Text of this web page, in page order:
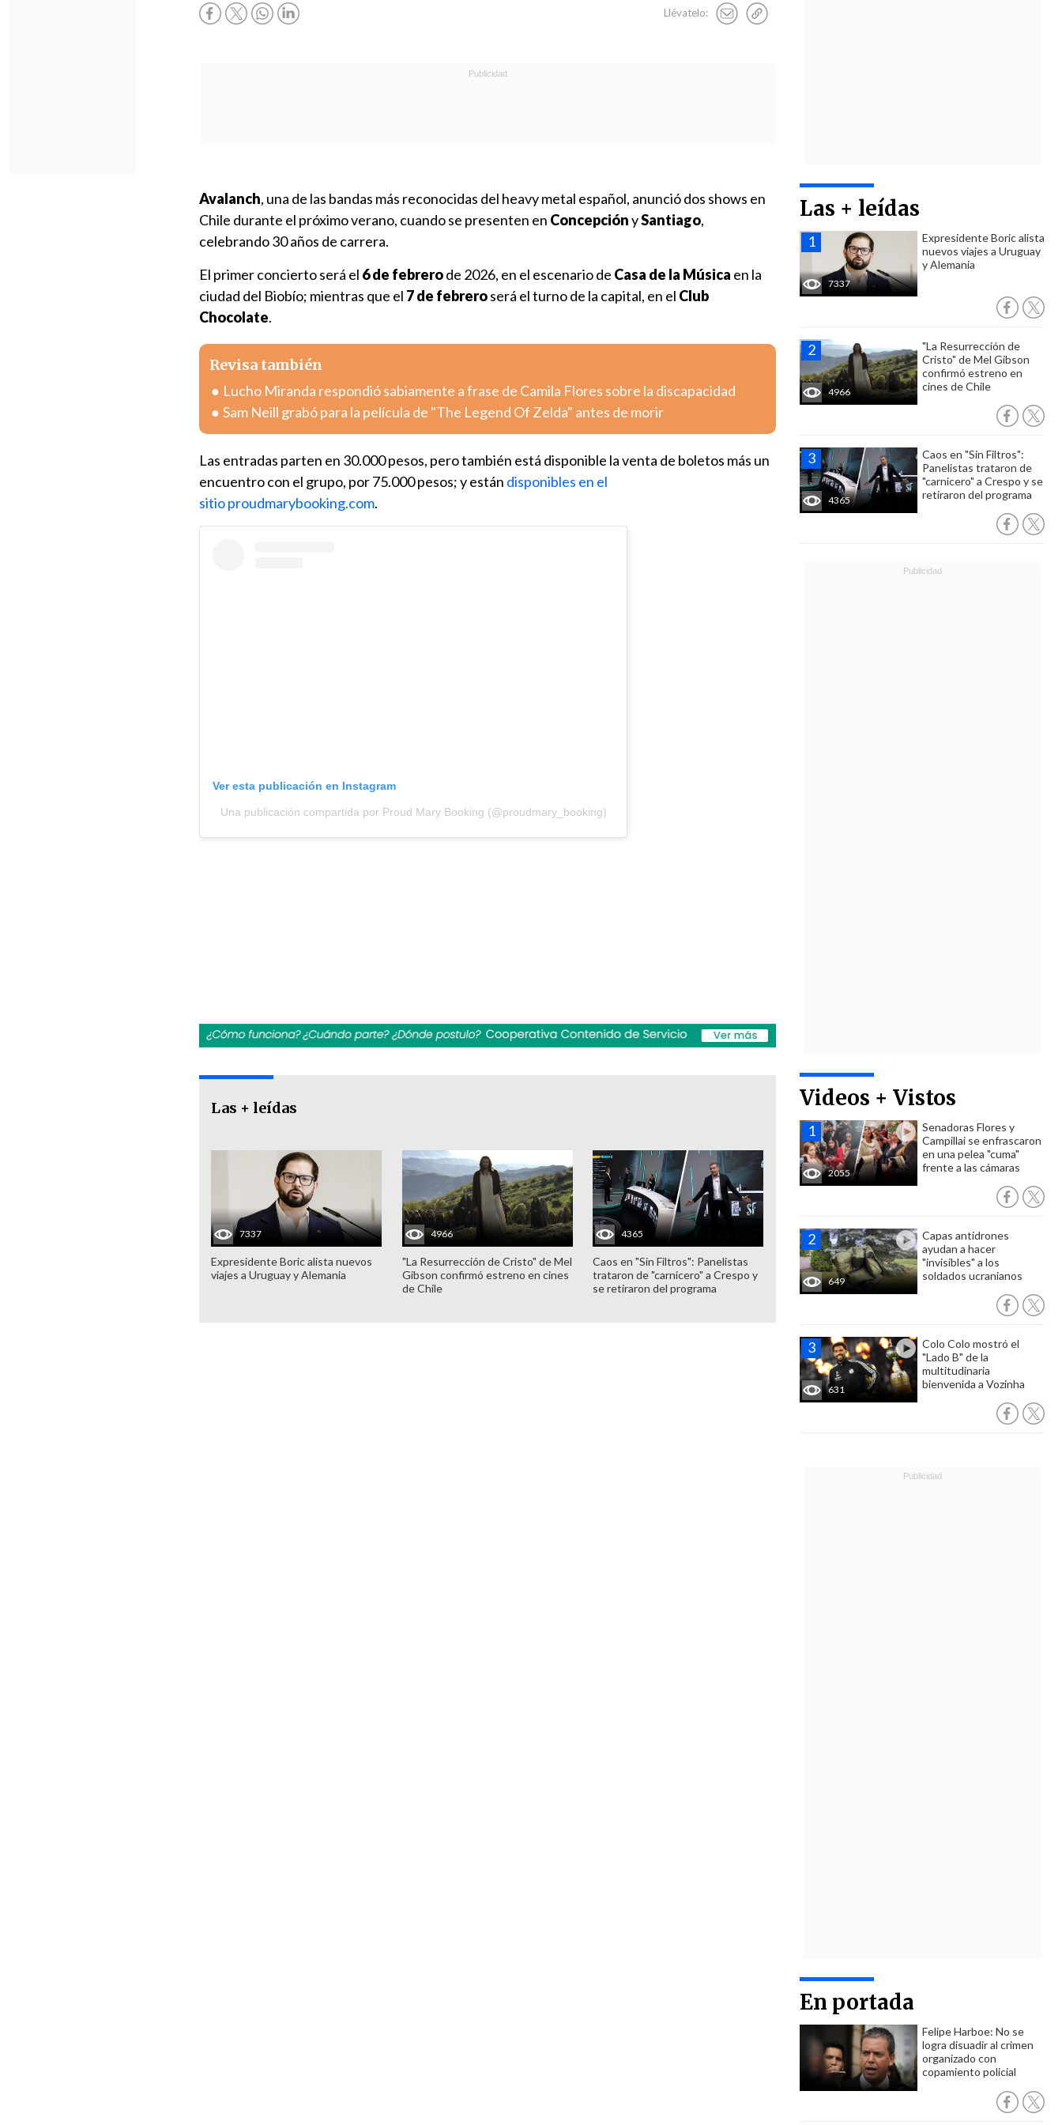
Llévatelo:
Las + leídas
7337
Expresidente Boric alista
nuevos viajes a Uruguay
y Alemania
4966
"La Resurrección de
Cristo" de Mel Gibson
confirmó estreno en
cines de Chile
4365
Caos en "Sin Filtros":
Panelistas trataron de
"carnicero" a Crespo y se
retiraron del programa
Videos + Vistos
2055
Senadoras Flores y
Campillai se enfrascaron
en una pelea "cuma"
frente a las cámaras
649
Capas antidrones
ayudan a hacer
"invisibles" a los
soldados ucranianos
631
Colo Colo mostró el
"Lado B" de la
multitudinaria
bienvenida a Vozinha
En portada
Felipe Harboe: No se
logra disuadir al crimen
organizado con
copamiento policial
Avalanch, una de las bandas más reconocidas del heavy metal español, anunció dos shows en
Chile durante el próximo verano, cuando se presenten en ConcepciónySantiago,
celebrando 30 años de carrera.
El primer concierto será el 6 de febrerode 2026, en el escenario de Casa de la Música en la
ciudad del Biobío; mientras que el 7 de febreroserá el turno de la capital, en el Club
Chocolate.
Revisa también
Lucho Miranda respondió sabiamente a frase de Camila Flores sobre la discapacidad
Sam Neill grabó para la película de "The Legend Of Zelda" antes de morir
Las entradas parten en 30.000 pesos, pero también está disponible la venta de boletos más un
encuentro con el grupo, por 75.000 pesos; y están disponibles en el
sitio proudmarybooking.com.
Ver esta publicación en Instagram
Una publicación compartida por Proud Mary Booking (@proudmary_booking)
Las + leídas
7337
Expresidente Boric alista nuevos
viajes a Uruguay y Alemania
4966
"La Resurrección de Cristo" de Mel
Gibson confirmó estreno en cines
de Chile
4365
Caos en "Sin Filtros": Panelistas
trataron de "carnicero" a Crespo y
se retiraron del programa